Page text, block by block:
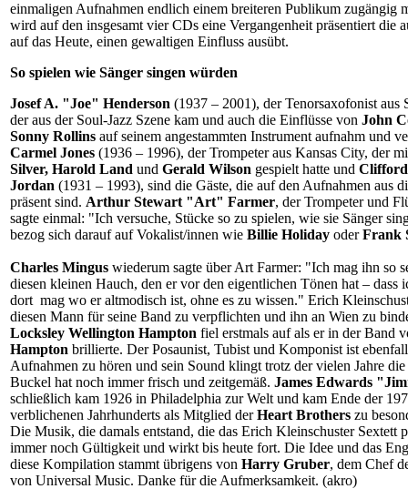
einmaligen Aufnahmen endlich einem breiteren Publikum zugängig
wird auf den insgesamt vier CDs eine Vergangenheit präsentiert die
auf das Heute, einen gewaltigen Einfluss ausübt.
So spielen wie Sänger singen würden
Josef A. "Joe" Henderson (1937 – 2001), der Tenorsaxofonist aus
der aus der Soul-Jazz Szene kam und auch die Einflüsse von John
Sonny Rollins auf seinem angestammten Instrument aufnahm und
Carmel Jones (1936 – 1996), der Trompeter aus Kansas City, der
Silver, Harold Land und Gerald Wilson gespielt hatte und
Jordan (1931 – 1993), sind die Gäste, die auf den Aufnahmen aus
präsent sind. Arthur Stewart "Art" Farmer, der Trompeter und
sagte einmal: "Ich versuche, Stücke so zu spielen, wie sie Sänger
bezog sich darauf auf Vokalist/innen wie Billie Holiday oderFrank
Charles Mingus wiederum sagte über Art Farmer: "Ich mag ihn so
diesen kleinen Hauch, den er vor den eigentlichen Tönen hat – dass
dort mag wo er altmodisch ist, ohne es zu wissen." Erich
diesen Mann für seine Band zu verpflichten und ihn an Wien zu
Locksley Wellington Hampton fiel erstmals auf als er in der Band
Hampton brillierte. Der Posaunist, Tubist und Komponist ist
Aufnahmen zu hören und sein Sound klingt trotz der vielen Jahre
Buckel hat noch immer frisch und zeitgemäß. James Edwards
schließlich kam 1926 in Philadelphia zur Welt und kam Ende der
verblichenen Jahrhunderts als Mitglied derHeart Brothers zu
Die Musik, die damals entstand, die das Erich Kleinschuster Sextett
immer noch Gültigkeit und wirkt bis heute fort. Die Idee und das
diese Kompilation stammt übrigens von Harry Gruber, dem Chef
von Universal Music. Danke für die Aufmerksamkeit. (akro)